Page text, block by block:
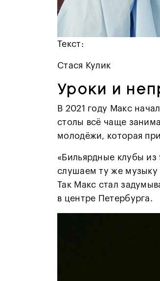
Текст:
Стася Кулик
Уроки и
В 2021 году Макс
столы всё чаще
молодёжи, которая
«Бильярдные клубы
слушаем ту же музыку
Так Макс стал
в центре Петербурга.